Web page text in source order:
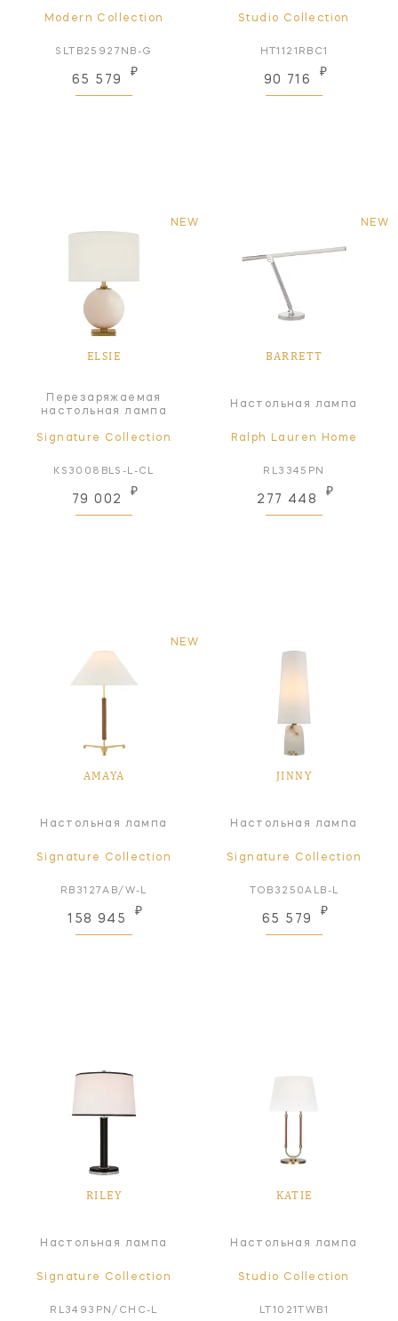
Modern Collection
SLTB25927NB-G
65 579
₽
Studio Collection
HT1121RBC1
90 716
₽
NEW
ELSIE
Перезаряжаемая
настольная лампа
Signature Collection
KS3008BLS-L-CL
79 002
₽
NEW
BARRETT
Настольная лампа
Ralph Lauren Home
RL3345PN
277 448
₽
NEW
AMAYA
Настольная лампа
Signature Collection
RB3127AB/W-L
158 945
₽
JINNY
Настольная лампа
Signature Collection
TOB3250ALB-L
65 579
₽
RILEY
Настольная лампа
Signature Collection
RL3493PN/CHC-L
KATIE
Настольная лампа
Studio Collection
LT1021TWB1